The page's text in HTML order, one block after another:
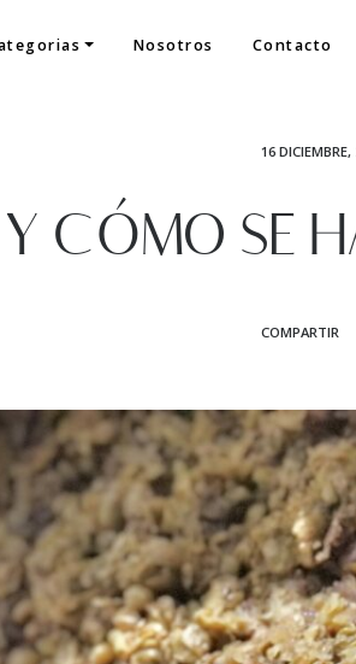
Nosotros Contacto
16 DICIEMBRE,
CÓMO SE
COMPARTIR